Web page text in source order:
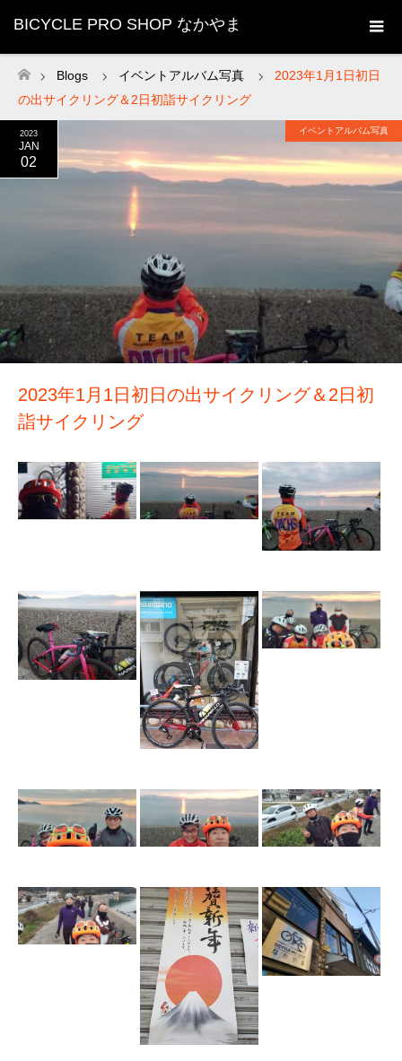
BICYCLE PRO SHOP なかやま
ホーム
Blogs イベントアルバム写真
2023年1月1日初日
の出サイクリング＆2日初詣サイクリング
2023
JAN
02
イベントアルバム写真
2023年1月1日初日の出サイクリング＆2日初
詣サイクリング